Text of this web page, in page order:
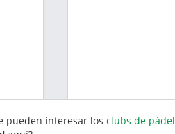
pueden interesar losclubs de pádel